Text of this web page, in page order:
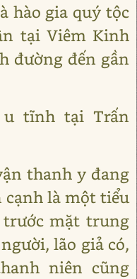
hào gia quý tộc
tại Viêm Kinh
đường đến gần
tĩnh tại Trấn
thanh y đang
cạnh là một tiểu
mặt trung
lão giả có,
niên cũng